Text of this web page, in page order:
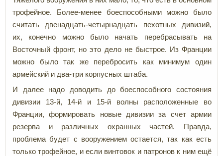
трофейное. Более-менее боеспособными можно было
считать двенадцать-четырнадцать пехотных дивизий,
их, конечно можно было начать перебрасывать на
Восточный фронт, но это дело не быстрое. Из Франции
можно было так же перебросить как минимум один
армейский и два-три корпусных штаба.
И далее надо доводить до боеспособного состояния
дивизии 13-й, 14-й и 15-й волны расположенные во
Франции, формировать новые дивизии за счет армии
резерва и различных охранных частей. Правда,
проблема будет с вооружением остается, так как есть
только трофейное, и если винтовок и патронов к ним ещё